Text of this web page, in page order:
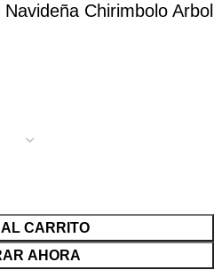
Chirimbolo Arbol
CARRITO
AHORA